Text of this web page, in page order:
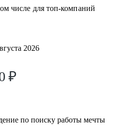
числе для топ-компаний
2026
₽
по поиску работы мечты